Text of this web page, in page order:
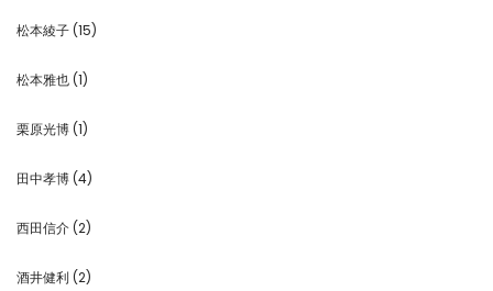
松本綾子 (15)
松本雅也 (1)
栗原光博 (1)
田中孝博 (4)
西田信介 (2)
酒井健利 (2)